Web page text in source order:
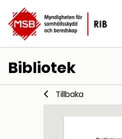
Bibliotek
Tillbaka